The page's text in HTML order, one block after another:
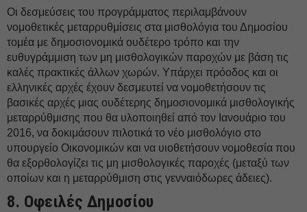
Οι δεσμεύσεις του προγράμματος περιλαμβάνουν
νομοθετικές μεταρρυθμίσεις στα μισθολόγια του Δημοσίου
τομέα με δημοσιονομικά ουδέτερο τρόπο και την
ευθυγράμμιση των μη μισθολογικών παροχών με βάση τις
καλές πρακτικές άλλων χωρών. Υπάρχει πρόοδος και οι
ελληνικές αρχές έχουν δεσμευτεί να νομοθετήσουν τις
βασικές αρχές μιας ουδέτερης δημοσιονομικά μισθολογικής
μεταρρύθμισης που θα υλοποιηθεί από τον Ιανουάριο του
2016, να δοκιμάσουν πιλοτικά το νέο μισθολόγιο στο
υπουργείο Οικονομικών και να υιοθετήσουν νομοθεσία που
θα εξορθολογίζει τις μη μισθολογικές παροχές (μεταξύ των
οποίων και η μεταρρύθμιση στις γενναιόδωρες άδειες).
8. Οφειλές Δημοσίου